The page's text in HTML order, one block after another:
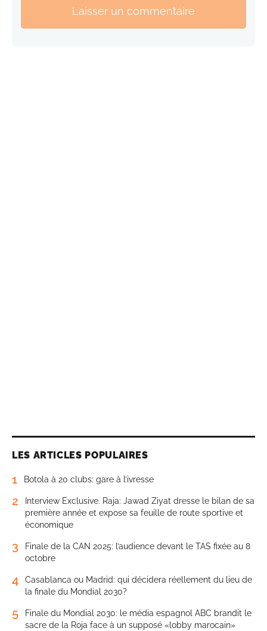
Laisser un commentaire
LES ARTICLES POPULAIRES
1 Botola à 20 clubs: gare à l’ivresse
2
Interview Exclusive. Raja: Jawad Ziyat dresse le bilan de sa
première année et expose sa feuille de route sportive et
économique
3
Finale de la CAN 2025: l’audience devant le TAS fixée au 8
octobre
4
Casablanca ou Madrid: qui décidera réellement du lieu de
la finale du Mondial 2030?
5
Finale du Mondial 2030: le média espagnol ABC brandit le
sacre de la Roja face à un supposé «lobby marocain»